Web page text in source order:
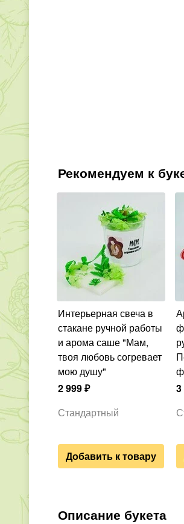
Рекомендуем к
Интерьерная свеча в
стакане ручной работы
и арома саше "Мам,
твоя любовь согревает
мою душу"
2 999₽
Стандартный
Добавить к товару
Ароматические
3
Описание букета